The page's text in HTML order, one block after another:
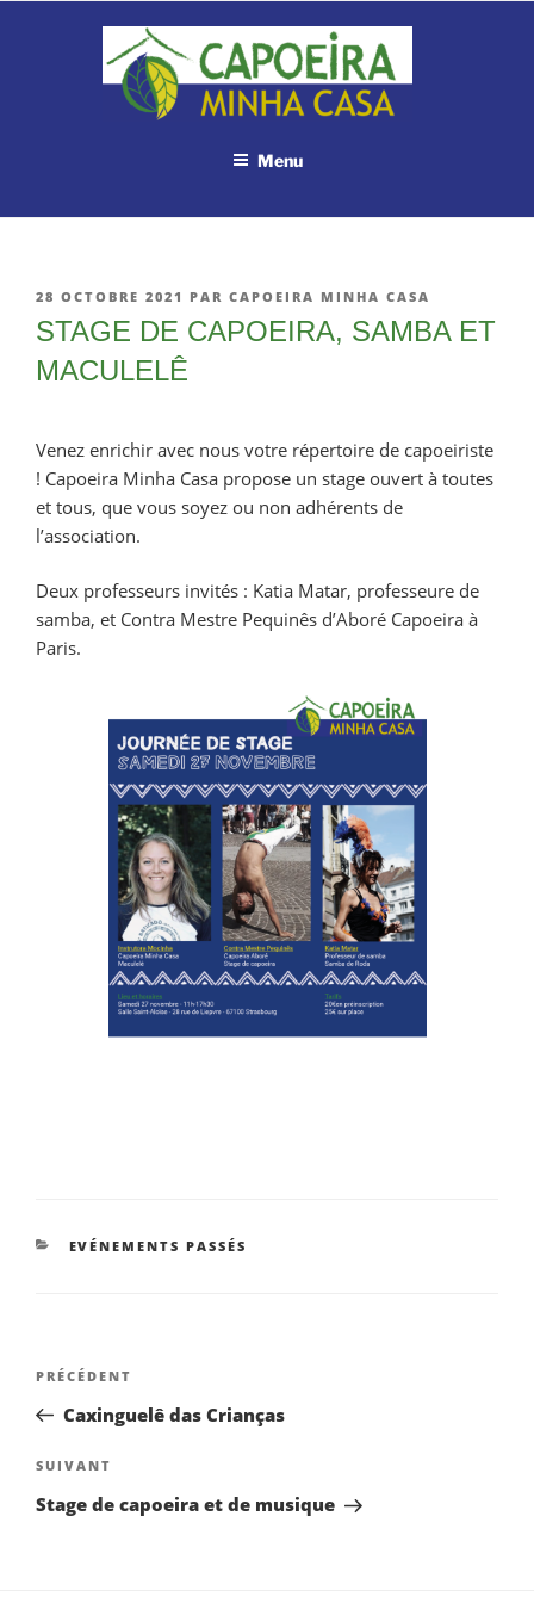
Menu
PUBLIÉ
LE
28 OCTOBRE 2021 PAR CAPOEIRA MINHA CASA
STAGE DE CAPOEIRA, SAMBA ET
MACULELÊ
Venez enrichir avec nous votre répertoire de capoeiriste
! Capoeira Minha Casa propose un stage ouvert à toutes
et tous, que vous soyez ou non adhérents de
l’association.
Deux professeurs invités : Katia Matar, professeure de
samba, et Contra Mestre Pequinês d’Aboré Capoeira à
Paris.
CATÉGORIES
EVÉNEMENTS PASSÉS
NAVIGATION
L’ARTICLE
Article
précédent
PRÉCÉDENT
Caxinguelê das Crianças
Article
suivant
SUIVANT
Stage de capoeira et de musique